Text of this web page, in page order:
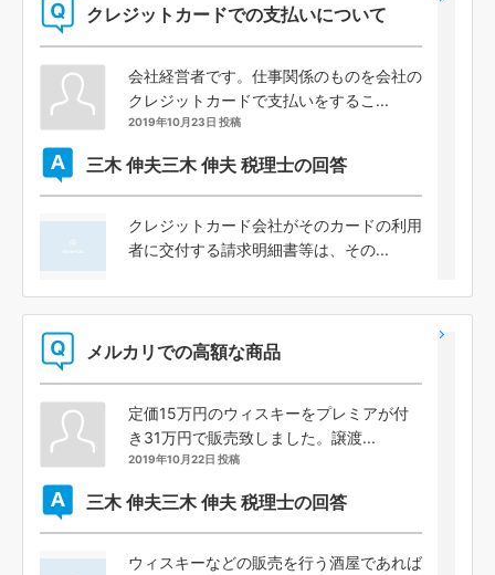
クレジットカードでの支払いについて
会社経営者です。仕事関係のものを会社の
クレジットカードで支払いをするこ...
2019年10月23日 投稿
三木 伸夫三木 伸夫 税理士の回答
クレジットカード会社がそのカードの利用
者に交付する請求明細書等は、その...
メルカリでの高額な商品
定価15万円のウィスキーをプレミアが付
き31万円で販売致しました。譲渡...
2019年10月22日 投稿
三木 伸夫三木 伸夫 税理士の回答
ウィスキーなどの販売を行う酒屋であれば